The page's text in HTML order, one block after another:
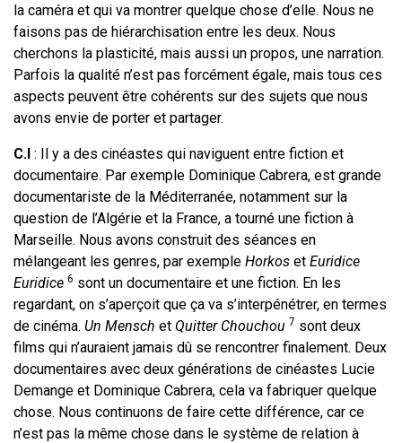
la caméra et qui va montrer quelque chose d’elle. Nous ne
faisons pas de hiérarchisation entre les deux. Nous
cherchons la plasticité, mais aussi un propos, une narration.
Parfois la qualité n’est pas forcément égale, mais tous ces
aspects peuvent être cohérents sur des sujets que nous
avons envie de porter et partager.
C.I : Il y a des cinéastes qui naviguent entre fiction et
documentaire. Par exemple Dominique Cabrera, est grande
documentariste de la Méditerranée, notamment sur la
question de l’Algérie et la France, a tourné une fiction à
Marseille. Nous avons construit des séances en
mélangeant les genres, par exemple Horkos et Euridice
Euridice 6 sont un documentaire et une fiction. En les
regardant, on s’aperçoit que ça va s’interpénétrer, en termes
de cinéma. Un Mensch et Quitter Chouchou 7 sont deux
films qui n’auraient jamais dû se rencontrer finalement. Deux
documentaires avec deux générations de cinéastes Lucie
Demange et Dominique Cabrera, cela va fabriquer quelque
chose. Nous continuons de faire cette différence, car ce
n’est pas la même chose dans le système de relation à